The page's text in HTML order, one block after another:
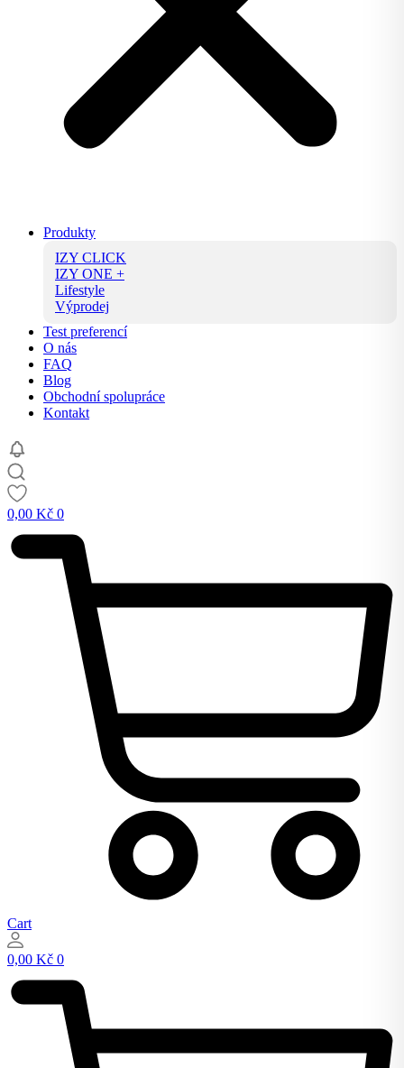
Produkty
IZY CLICK
IZY ONE +
Lifestyle
Výprodej
Test preferencí
O nás
FAQ
Blog
Obchodní spolupráce
Kontakt
0,00 Kč 0
Cart
0,00 Kč 0